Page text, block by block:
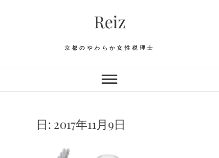
Reiz
京都のやわらか女性税理士
日: 2017年11月9日